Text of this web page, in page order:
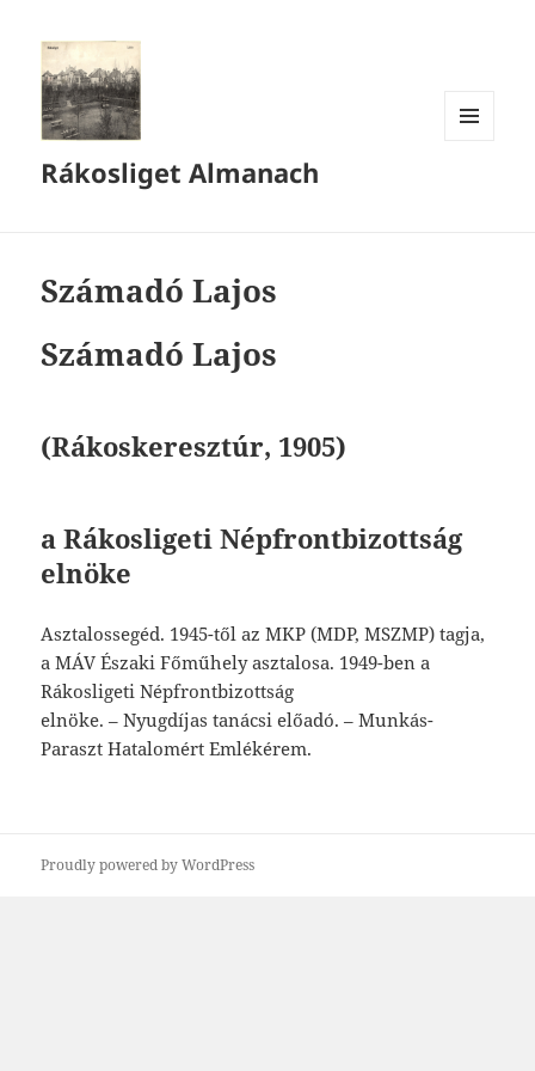
Rákosliget Almanach
Számadó Lajos
Számadó Lajos
(Rákoskeresztúr, 1905)
aRákosligeti Népfrontbizottság
elnöke
Asztalossegéd. 1945-től az MKP (MDP,MSZMP) tagja,
a MÁVÉszaki Főműhely asztalosa. 1949-ben a
Rákosligeti Népfrontbizottság
elnöke. – Nyugdíjas tanácsielőadó. – Munkás-
Paraszt Hatalomért Emlékérem.
Proudly powered by WordPress